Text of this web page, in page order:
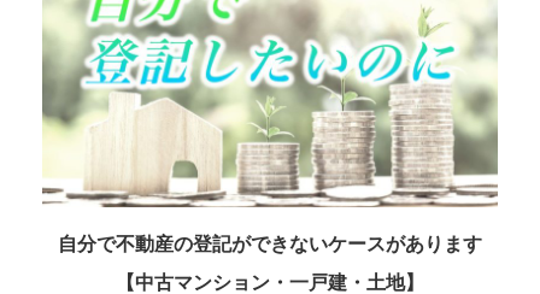
自分で不動産の登記ができないケースがあります
【中古マンション・一戸建・土地】